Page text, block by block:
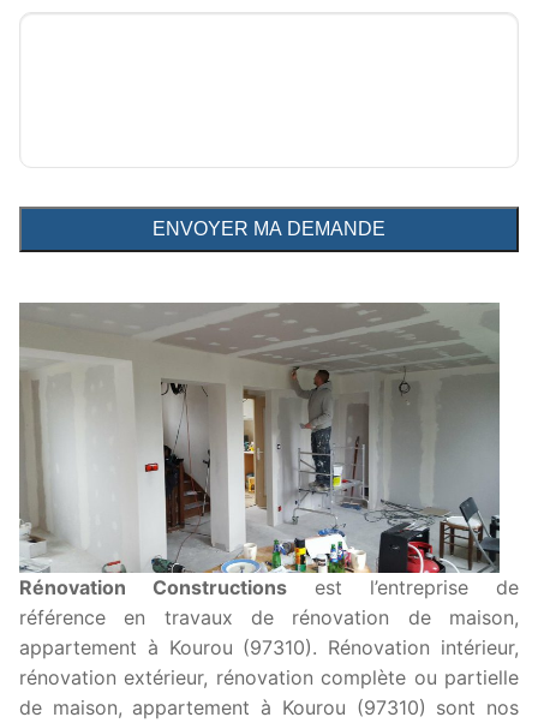
Rénovation Constructions est l’entreprise de
référence en travaux de rénovation de maison,
appartement à Kourou (97310). Rénovation intérieur,
rénovation extérieur, rénovation complète ou partielle
de maison, appartement à Kourou (97310) sont nos